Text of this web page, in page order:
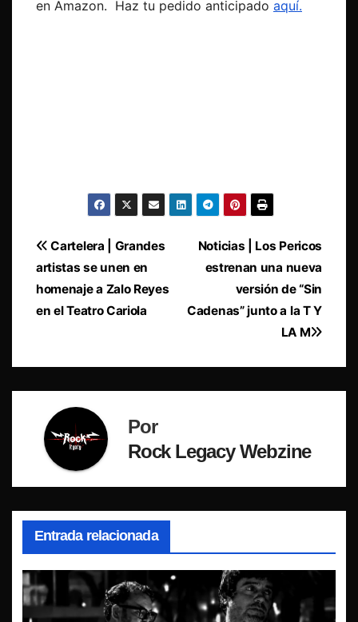
en Amazon. Haz tu pedido anticipado aquí.
Navegación
de
entradas
Noticias | Los Pericos
estrenan una nueva
versión de “Sin
Cadenas” junto a la T Y
LA M
Cartelera | Grandes
artistas se unen en
homenaje a Zalo Reyes
en el Teatro Cariola
Por
Rock Legacy Webzine
Entrada relacionada